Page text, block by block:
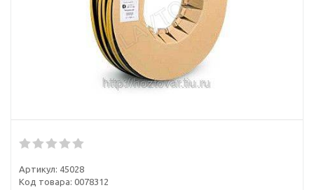
Артикул: 45028
Код товара: 0078312